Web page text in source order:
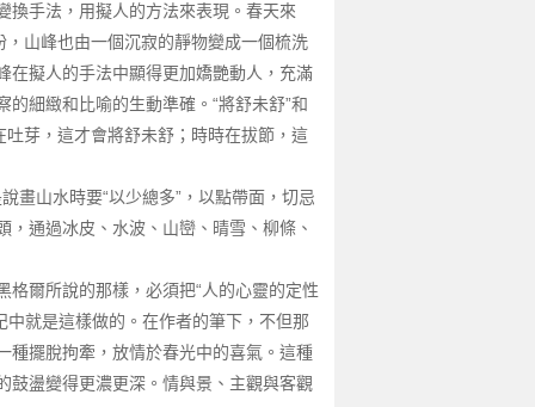
換手法，用擬人的方法來表現。春天來
山峰也由一個沉寂的靜物變成一個梳洗
在擬人的手法中顯得更加嬌艷動人，充滿
細緻和比喻的生動準確。“將舒未舒”和
芽，這才會將舒未舒；時時在拔節，這
畫山水時要“以少總多”，以點帶面，切忌
通過冰皮、水波、山巒、晴雪、柳條、
爾所說的那樣，必須把“人的心靈的定性
就是這樣做的。在作者的筆下，不但那
種擺脫拘牽，放情於春光中的喜氣。這種
鼓盪變得更濃更深。情與景、主觀與客觀